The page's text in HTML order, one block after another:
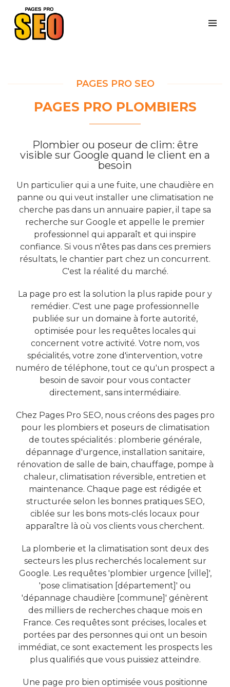
PAGES PRO SEO
PAGES PRO PLOMBIERS
Plombier ou poseur de clim: être
visible sur Google quand le client en a
besoin
Un particulier qui a une fuite, une chaudière en
panne ou qui veut installer une climatisation ne
cherche pas dans un annuaire papier, il tape sa
recherche sur Google et appelle le premier
professionnel qui apparaît et qui inspire
confiance. Si vous n'êtes pas dans ces premiers
résultats, le chantier part chez un concurrent.
C'est la réalité du marché.
La page pro est la solution la plus rapide pour y
remédier. C'est une page professionnelle
publiée sur un domaine à forte autorité,
optimisée pour les requêtes locales qui
concernent votre activité. Votre nom, vos
spécialités, votre zone d'intervention, votre
numéro de téléphone, tout ce qu'un prospect a
besoin de savoir pour vous contacter
directement, sans intermédiaire.
Chez Pages Pro SEO, nous créons des pages pro
pour les plombiers et poseurs de climatisation
de toutes spécialités : plomberie générale,
dépannage d'urgence, installation sanitaire,
rénovation de salle de bain, chauffage, pompe à
chaleur, climatisation réversible, entretien et
maintenance. Chaque page est rédigée et
structurée selon les bonnes pratiques SEO,
ciblée sur les bons mots-clés locaux pour
apparaître là où vos clients vous cherchent.
La plomberie et la climatisation sont deux des
secteurs les plus recherchés localement sur
Google. Les requêtes 'plombier urgence [ville]',
'pose climatisation [département]' ou
'dépannage chaudière [commune]' génèrent
des milliers de recherches chaque mois en
France. Ces requêtes sont précises, locales et
portées par des personnes qui ont un besoin
immédiat, ce sont exactement les prospects les
plus qualifiés que vous puissiez atteindre.
Une page pro bien optimisée vous positionne